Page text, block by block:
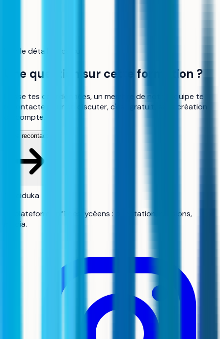
Voir le détail du calcul
Une question sur cette formation ?
Laisse tes coordonnées, un membre de notre équipe te
recontacte pour en discuter, c'est gratuit, sans création
de compte.
Être recontacté
aiduka
La plateforme n°1 des lycéens : orientation, révisions,
média.